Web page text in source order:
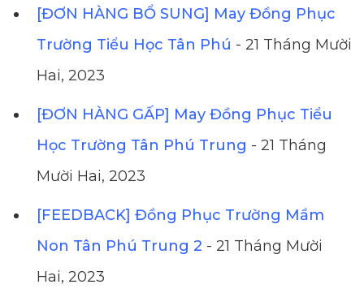
[ĐƠN HÀNG BỔ SUNG] May Đồng Phục
Trường Tiểu Học Tân Phú - 21 Tháng Mười
Hai, 2023
[ĐƠN HÀNG GẤP] May Đồng Phục Tiểu
Học Trường Tân Phú Trung - 21 Tháng
Mười Hai, 2023
[FEEDBACK] Đồng Phục Trường Mầm
Non Tân Phú Trung 2 - 21 Tháng Mười
Hai, 2023